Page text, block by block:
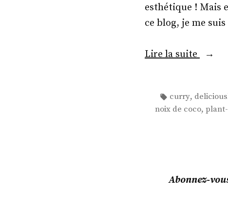
esthétique ! Mais
ce blog, je me
Lire la suite
«
! »
Étiquettes :
curry,
noix de coco,
Abonnez-